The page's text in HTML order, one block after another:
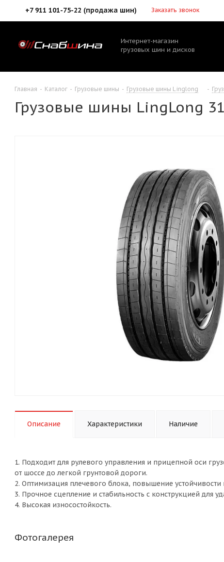
+7 911 101-75-22 (продажа шин) Заказать звонок
Интернет-магазин
грузовых шин и дисков
Главная - Каталог - Грузовые шины - Грузовые шины Linglong -
Грузовые шины LingLong
Описание Характеристики Наличие
1. Подходит для рулевого управления и прицепной оси
от шоссе до легкой грунтовой дороги.
2. Оптимизация плечевого блока, повышение
3. Прочное сцепление и стабильность с конструкцией для
4. Высокая износостойкость.
Фотогалерея